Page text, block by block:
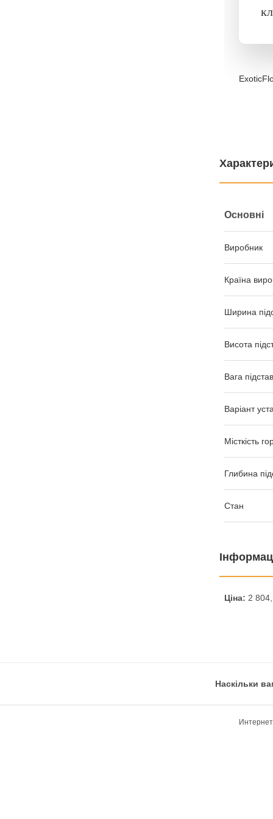
Основні
Виробник
Країна
Ширина
Висота
Вага
Варіант
Місткість
Глибина
Стан
Ціна: 2
Наскільки